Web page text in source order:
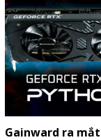
Gainward ra mắt